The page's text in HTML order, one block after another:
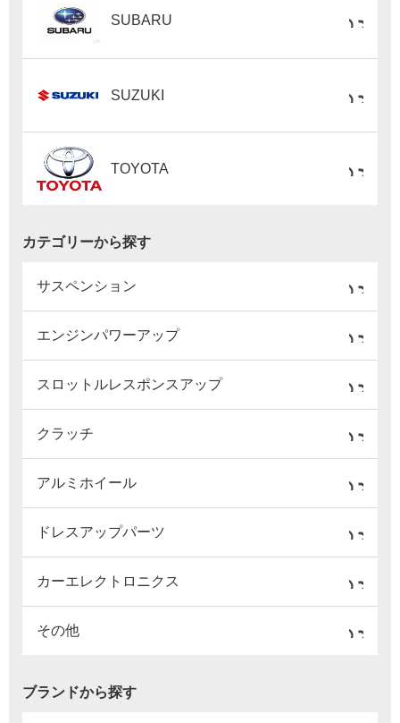
SUBARU
SUZUKI
TOYOTA
カテゴリーから探す
サスペンション
エンジンパワーアップ
スロットルレスポンスアップ
クラッチ
アルミホイール
ドレスアップパーツ
カーエレクトロニクス
その他
ブランドから探す